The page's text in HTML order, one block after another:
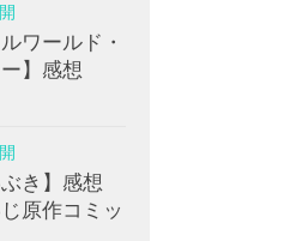
ワールド・
】感想
き】感想
原作コミッ